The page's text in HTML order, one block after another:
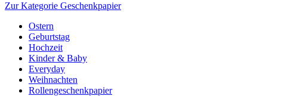
Zur Kategorie Geschenkpapier
Ostern
Geburtstag
Hochzeit
Kinder & Baby
Everyday
Weihnachten
Rollengeschenkpapier